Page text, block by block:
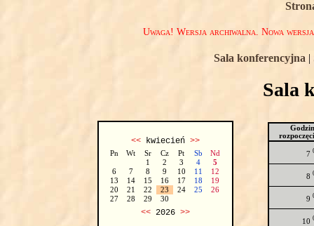
Uwaga! Wersja archiwalna. Nowa
Sala konferencyjna |
Sala
<<kwiecień >>
Pn Wt Sr Cz Pt Sb
Nd
1
2 3 4
5
6
7 8 9 10 11
12
13
14 15 16 17 18
19
20
21 22 23 24 25
26
27
28 29 30
<<2026 >>
7
8
9
10